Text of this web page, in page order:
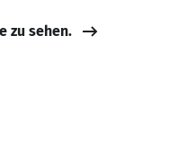
zu sehen.